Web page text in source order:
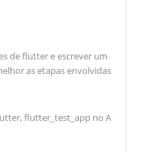
de flutter e escrever um
as etapas envolvidas
flutter_test_app no ​​A